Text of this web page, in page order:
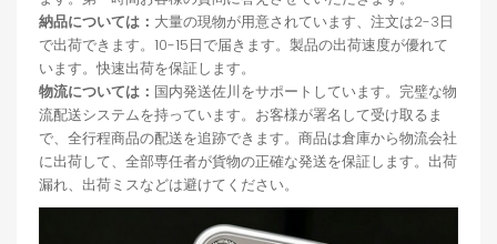
納品については： 大量の現物が用意されています、注文は2-3日
で出荷できます。10-15日で届きます。製品の出荷速度が優れて
います。快速出荷を保証します。
物流については： 国内発送佐川をサポートしています。完璧な物
流配送システムを持っています。お客様が署名して受け取るま
で、全行程商品の配送を追跡できます。商品は倉庫から物流会社
に出荷して、全部専任者が貨物の正確な発送を保証します。出荷
漏れ、出荷ミスなどは避けてください。